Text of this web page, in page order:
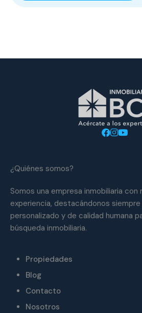
¿Quiénes somos?
Somos una empresa inmobiliaria con
experiencia, destacándonos
personalizado y de calidad humana
búsqueda inmobiliaria.
Propiedades
Blog
Contacto
Nosotros